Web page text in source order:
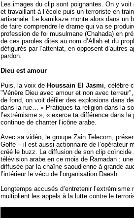
Les images du clip sont poignantes. On y
et travaillant à l’école puis un terroriste en
artisanale. Le kamikaze monte alors dans un
de faire comprendre le drame qui va se
profession de foi musulmane (Chahada) en
de ces paroles dites au nom d’Allah et du
défigurés par l’attentat, en opposent d’autres
pardon.
Dieu est amour
Puis, la voix de Houssain El Jasmi, célèbre
"Vénère Dieu avec amour et non avec
de fond, on voit défiler des explosions dans
dans la rue… « Pratiques ta religion dans la
l’extrémisme », « exerce ta différence dans
continue de chanter l’icône arabe.
Avec sa vidéo, le groupe Zain Telecom,
Golfe – il est aussi actionnaire de l’opérateur
créé le buzz. La diffusion de son clip coïncide
télévision arabe en ce mois de Ramadan :
diffusée par la chaîne saoudienne à grande
l’intérieur le vécu de l’organisation Daesh.
Longtemps accusés d’entretenir
multiplient les appels à la lutte contre le